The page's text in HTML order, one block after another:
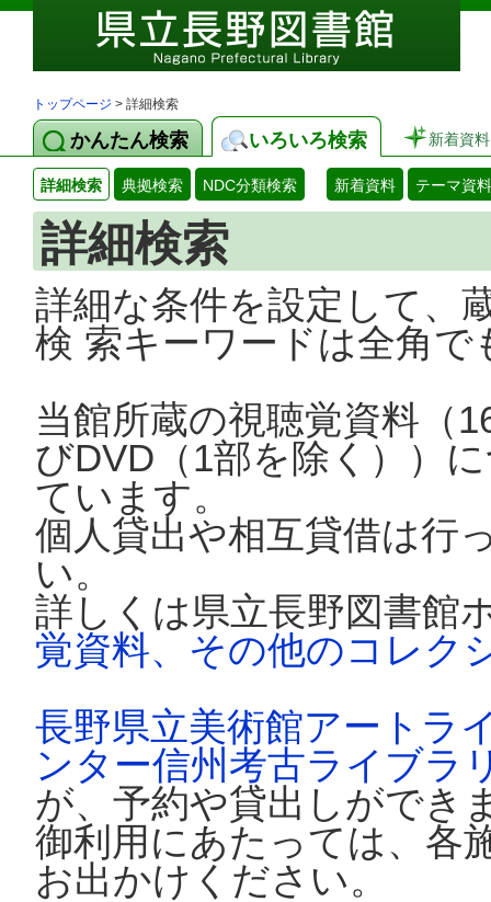
トップページ > 詳細検索
かんたん検索 いろいろ検索 新着資料
詳細検索 典拠検索 NDC分類検索 新着資料 テーマ資料
詳細検索
詳細な条件を設定して、
検 索キーワードは全角
当館所蔵の視聴覚資料（
びDVD（1部を除く））
ています。
個人貸出や相互貸借は行
い。
詳しくは県立長野図書館
覚資料、その他のコレク
長野県立美術館アートラ
ンター信州考古ライブラ
が、予約や貸出しができ
御利用にあたっては、各
お出かけください。